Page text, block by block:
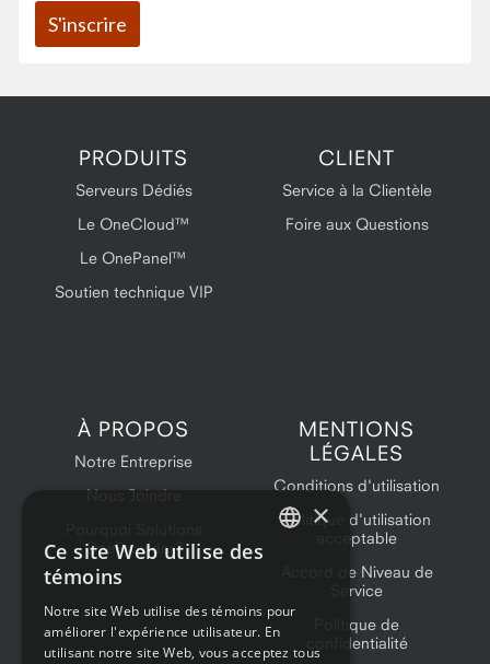
PRODUITS
Serveurs Dédiés
Le OneCloud™
Le OnePanel™
Soutien technique VIP
CLIENT
Service à la Clientèle
Foire aux Questions
À PROPOS
Notre Entreprise
Nous Joindre
OneProvider?
MENTIONS
LÉGALES
Conditions d'utilisation
Politique d'utilisation
acceptable
Accord de Niveau de
Service
Politique de
confidentialité
×
Ce site Web utilise des
témoins
Notre site Web utilise des témoins pour
améliorer l'expérience utilisateur. En
utilisant notre site Web, vous acceptez tous